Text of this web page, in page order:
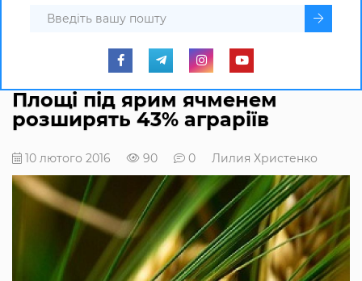
Площі під ярим ячменем
розширять 43% аграріїв
10 лютого 2016 90 0 Лилия Христенко